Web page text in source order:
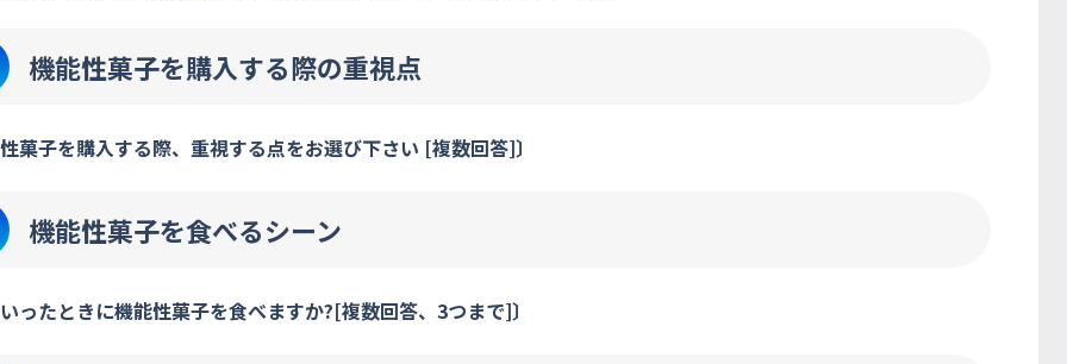
機能性菓子を購入する際の重視点
菓子を購入する際、重視する点をお選び下さい [複数回答]〕
機能性菓子を食べるシーン
ったときに機能性菓子を食べますか?[複数回答、3つまで]〕